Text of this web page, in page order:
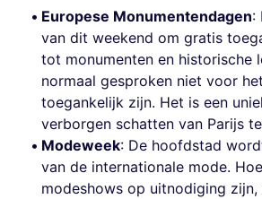
Europese Monumentendagen:
van dit weekend om gratis
tot monumenten en historische
normaal gesproken niet voor
toegankelijk zijn. Het is een
verborgen schatten van Parijs
Modeweek: De hoofdstad
van de internationale mode.
modeshows op uitnodiging zijn,